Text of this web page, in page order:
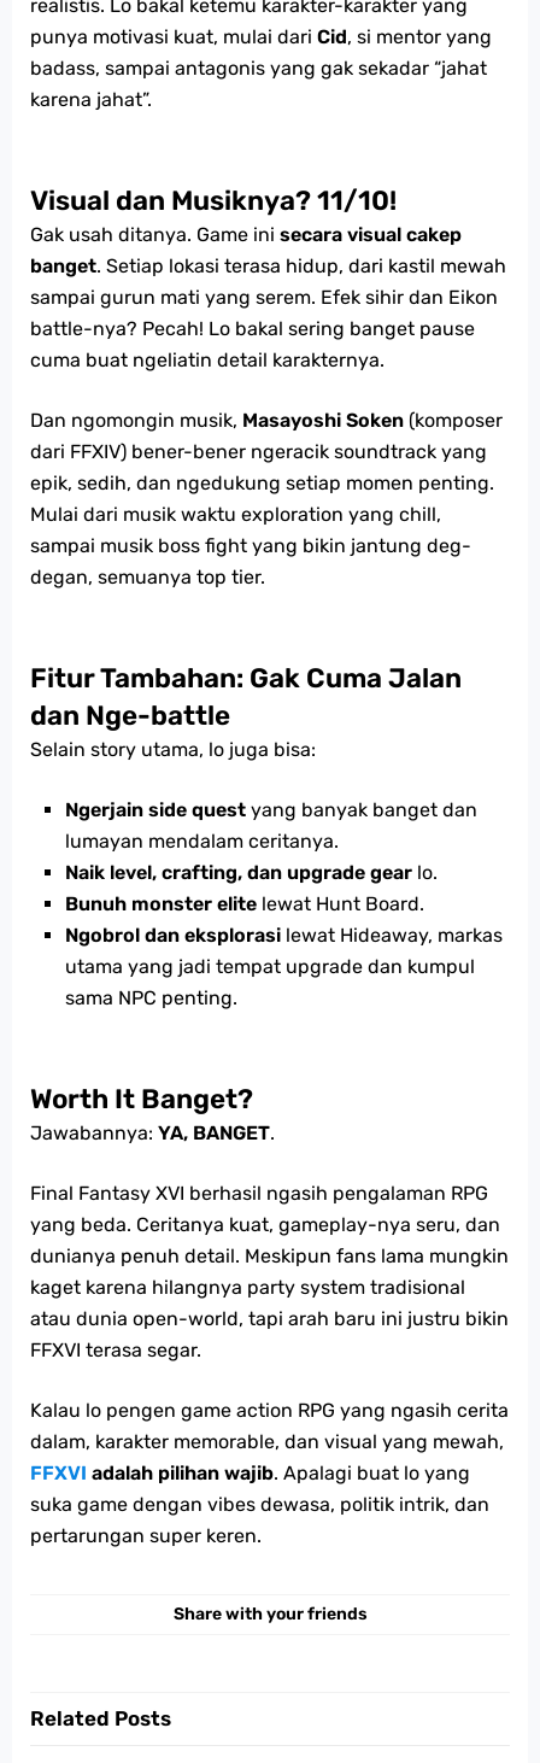
realistis. Lo bakal ketemu karakter-karakter yang
punya motivasi kuat, mulai dari Cid, si mentor yang
badass, sampai antagonis yang gak sekadar “jahat
karena jahat”.
Visual dan Musiknya? 11/10!
Gak usah ditanya. Game ini secara visual cakep
banget. Setiap lokasi terasa hidup, dari kastil mewah
sampai gurun mati yang serem. Efek sihir dan Eikon
battle-nya? Pecah! Lo bakal sering banget pause
cuma buat ngeliatin detail karakternya.
Dan ngomongin musik, Masayoshi Soken (komposer
dari FFXIV) bener-bener ngeracik soundtrack yang
epik, sedih, dan ngedukung setiap momen penting.
Mulai dari musik waktu exploration yang chill,
sampai musik boss fight yang bikin jantung deg-
degan, semuanya top tier.
Fitur Tambahan: Gak Cuma Jalan
dan Nge-battle
Selain story utama, lo juga bisa:
Ngerjain side quest yang banyak banget dan
lumayan mendalam ceritanya.
Naik level, crafting, dan upgrade gear lo.
Bunuh monster elite lewat Hunt Board.
Ngobrol dan eksplorasi lewat Hideaway, markas
utama yang jadi tempat upgrade dan kumpul
sama NPC penting.
Worth It Banget?
Jawabannya: YA, BANGET.
Final Fantasy XVI berhasil ngasih pengalaman RPG
yang beda. Ceritanya kuat, gameplay-nya seru, dan
dunianya penuh detail. Meskipun fans lama mungkin
kaget karena hilangnya party system tradisional
atau dunia open-world, tapi arah baru ini justru bikin
FFXVI terasa segar.
Kalau lo pengen game action RPG yang ngasih cerita
dalam, karakter memorable, dan visual yang mewah,
FFXVI adalah pilihan wajib. Apalagi buat lo yang
suka game dengan vibes dewasa, politik intrik, dan
pertarungan super keren.
Share with your friends
Related Posts